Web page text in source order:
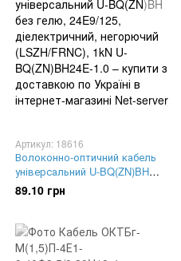
Артикул: 18616
Волоконно-оптичний кабель
універсальний U-BQ(ZN)BH
без гелю, 24E9/125,
діелектричний, негорючий
BQ(ZN)BH24E-1.0
89.10 грн